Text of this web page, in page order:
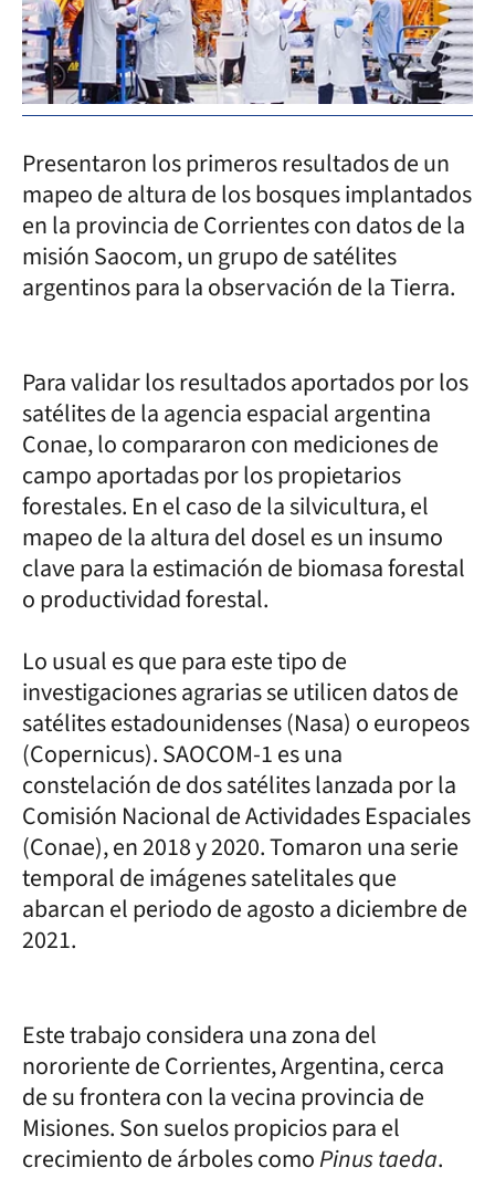
Presentaron los primeros resultados de un
mapeo de altura de los bosques implantados
en la provincia de Corrientes con datos de la
misión Saocom, un grupo de satélites
argentinos para la observación de la Tierra.
Para validar los resultados aportados por los
satélites de la agencia espacial argentina
Conae, lo compararon con mediciones de
campo aportadas por los propietarios
forestales. En el caso de la silvicultura, el
mapeo de la altura del dosel es un insumo
clave para la estimación de biomasa forestal
o productividad forestal.
Lo usual es que para este tipo de
investigaciones agrarias se utilicen datos de
satélites estadounidenses (Nasa) o europeos
(Copernicus). SAOCOM-1 es una
constelación de dos satélites lanzada por la
Comisión Nacional de Actividades Espaciales
(Conae), en 2018 y 2020. Tomaron una serie
temporal de imágenes satelitales que
abarcan el periodo de agosto a diciembre de
2021.
Este trabajo considera una zona del
nororiente de Corrientes, Argentina, cerca
de su frontera con la vecina provincia de
Misiones. Son suelos propicios para el
crecimiento de árboles comoPinus taeda.